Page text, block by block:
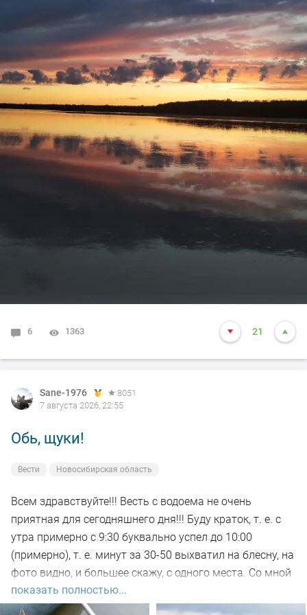
С уважением Шнивовод!🤝
6 1363 21
Sane-1976
8051
7 августа 2026, 22:55
Обь, щуки!
Вести Новосибирская область
Всем здравствуйте!!! Весть с водоема не очень
приятная для сегодняшнего дня!!! Буду краток, т. е. с
утра примерно с 9:30 буквально успел до 10:00
(примерно), т. е. минут за 30-50 выхватил на блесну, на
фото видно, и большее скажу, с одного места. Со мной
был рыбак, который рыбачил с берега, т. е. я его увез
на остров на белую рыбу, а сам дальше, как обычно, по
показать полностью...